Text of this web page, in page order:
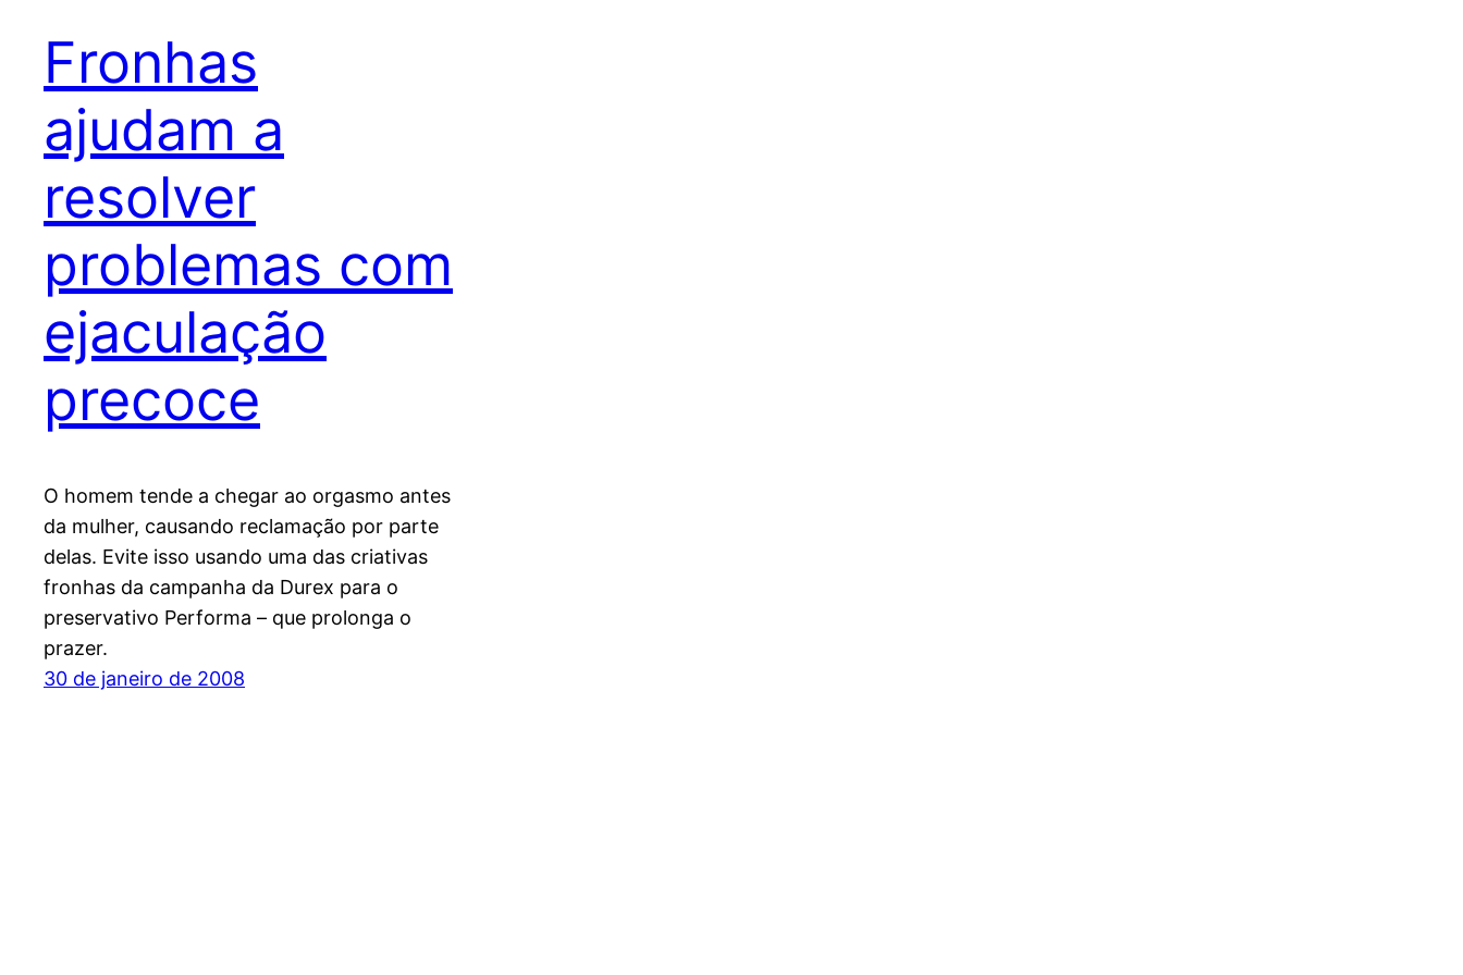
Fronhas
ajudam a
resolver
problemas com
ejaculação
precoce
O homem tende a chegar ao orgasmo antes
da mulher, causando reclamação por parte
delas. Evite isso usando uma das criativas
fronhas da campanha da Durex para o
preservativo Performa – que prolonga o
prazer.
30 de janeiro de 2008